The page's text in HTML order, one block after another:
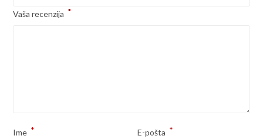
Vaša recenzija *
Ime * E-pošta *